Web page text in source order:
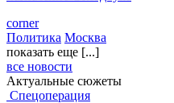
corner
Политика Москва
показать еще [...]
все новости
Актуальные сюжеты
Спецоперация